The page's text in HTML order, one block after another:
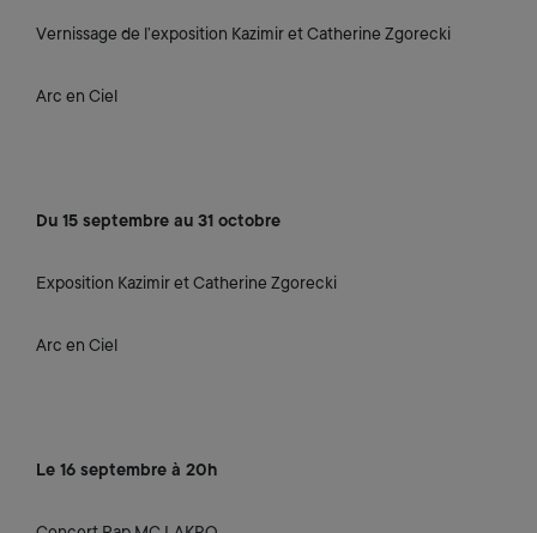
Vernissage de l’exposition Kazimir et Catherine Zgorecki
Arc en Ciel
Du 15 septembre au 31 octobre
Exposition Kazimir et Catherine Zgorecki
Arc en Ciel
Le 16 septembre à 20h